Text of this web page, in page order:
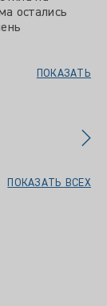
остались
ПОКАЗАТЬ
ПОКАЗАТЬ ВСЕХ